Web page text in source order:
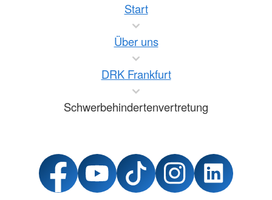
Start
Über uns
DRK Frankfurt
Schwerbehindertenvertretung